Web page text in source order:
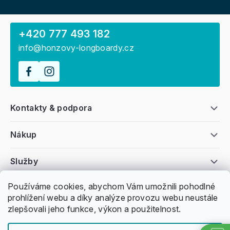
Používáme cookies, abychom Vám umožnili pohodlné
prohlížení webu a díky analýze provozu webu neustále
zlepšovali jeho funkce, výkon a použitelnost.
Všeobecné informace
Nákup
Kontakty & podpora
Služby
+420 777 493 182
info@honzovy-longboardy.cz